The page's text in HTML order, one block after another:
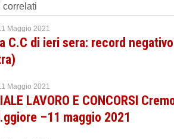
correlati
Maggio 2021
C.C di ieri sera: record
Maggio 2021
LAVORO E CONCORSI
–11 maggio 2021